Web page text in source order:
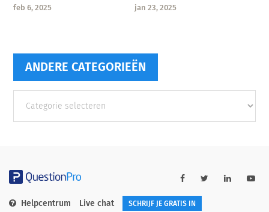
feb 6, 2025 jan 23, 2025
ANDERE CATEGORIEËN
categorieën
Helpcentrum Live chat SCHRIJF JE GRATIS IN